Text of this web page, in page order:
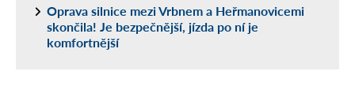
Oprava silnice mezi Vrbnem a Heřmanovicemi
skončila! Je bezpečnější, jízda po ní je
komfortnější